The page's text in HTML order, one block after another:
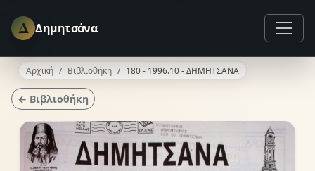
Δ Δημητσάνα
Αρχική Βιβλιοθήκη 180 - 1996.10 - ΔΗΜΗΤΣΑΝΑ
← Βιβλιοθήκη